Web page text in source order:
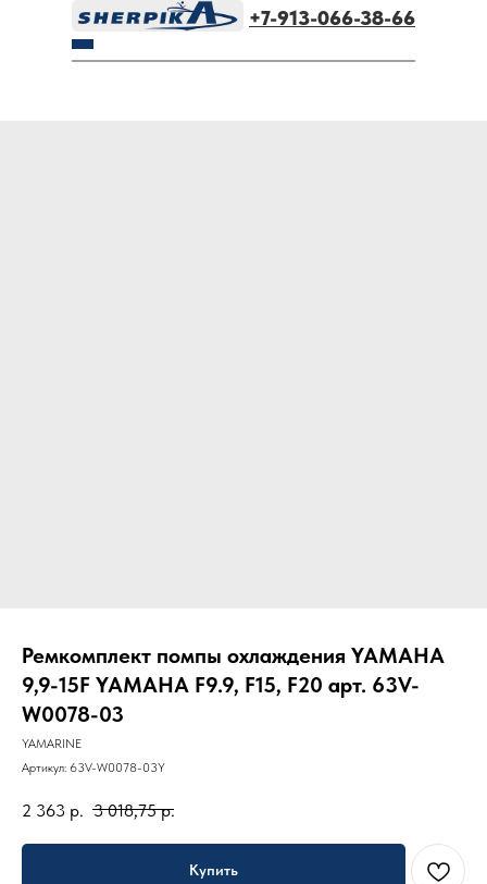
+7-913-066-38-66
Ремкомплект помпы охлаждения YAMAHA
9,9-15F YAMAHA F9.9, F15, F20 арт. 63V-
W0078-03
YAMARINE
Артикул: 63V-W0078-03Y
2 363 р. 3 018,75 р.
Купить